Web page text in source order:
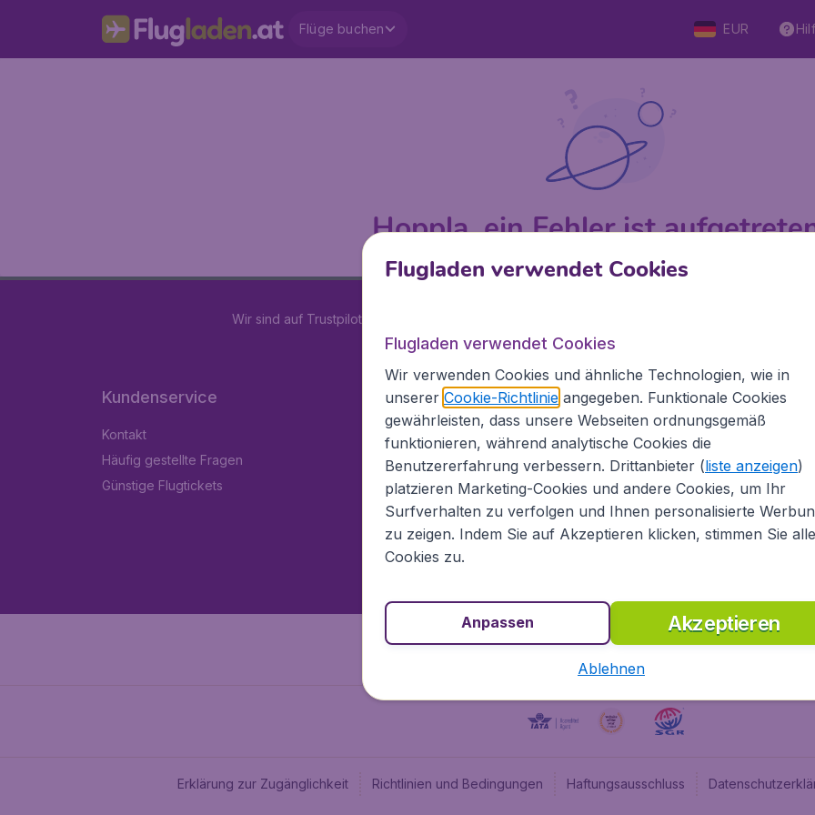
Flüge buchen EUR
Hoppla, ein Fehler ist
Wir sind auf Trustpilot mit
Kundenservice
Kontakt
Häufig gestellte Fragen
Günstige Flugtickets
Flugladen.at
Über Flugladen.at
Rechtliche Informationen
Impressum
Partnerprogramm
Stellenangebote
Erklärung zur Zugänglichkeit Richtlinien und Bedingungen Haftungsausschluss
Flugladen verwendet Cookies
Flugladen verwendet Cookies
Wir verwenden Cookies und ähnliche Technologien, wie in
unserer Cookie-Richtlinieangegeben. Funktionale Cookies
gewährleisten, dass unsere Webseiten ordnungsgemäß
funktionieren, während analytische Cookies die
Benutzererfahrung verbessern. Drittanbieter (liste anzeigen)
platzieren Marketing-Cookies und andere Cookies, um Ihr
Surfverhalten zu verfolgen und Ihnen personalisierte
zu zeigen. Indem Sie auf Akzeptieren klicken, stimmen Sie
Cookies zu.
Akzeptieren
Anpassen
Ablehnen